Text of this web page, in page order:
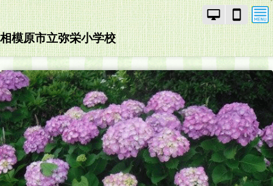
PC
モ
ー
ド
で
画
面
を
切
り
替
え
ス
マ
ー
ト
フ
ォ
ン
モ
ー
ド
で
画
面
を
切
り
替
え
相模原市立弥栄小学校